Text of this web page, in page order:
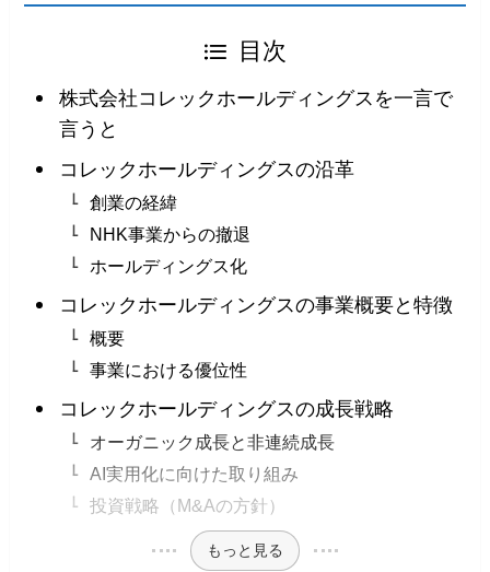
目次
株式会社コレックホールディングスを一言で
言うと
コレックホールディングスの沿革
創業の経緯
NHK事業からの撤退
ホールディングス化
コレックホールディングスの事業概要と特徴
概要
事業における優位性
コレックホールディングスの成長戦略
オーガニック成長と非連続成長
AI実用化に向けた取り組み
投資戦略（M&Aの方針）
もっと見る